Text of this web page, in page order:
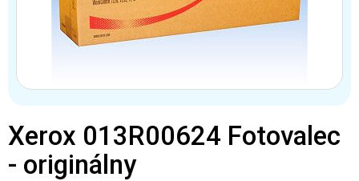
Xerox 013R00624 Fotovalec
- originálny